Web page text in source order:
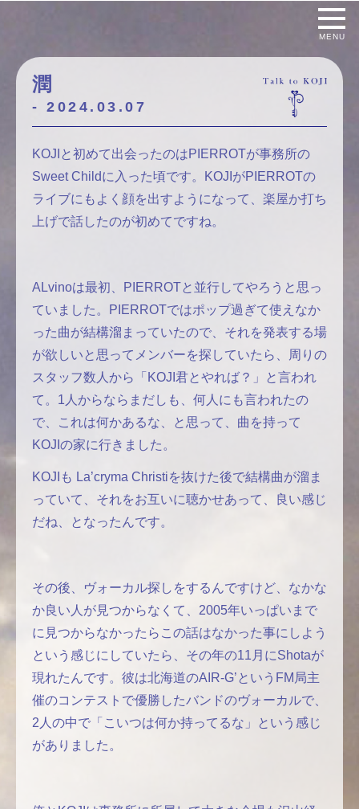
MENU
潤
- 2024.03.07
KOJIと初めて出会ったのはPIERROTが事務所の
Sweet Childに入った頃です。KOJIがPIERROTの
ライブにもよく顔を出すようになって、楽屋か打ち
上げで話したのが初めてですね。
ALvinoは最初、PIERROTと並行してやろうと思っ
ていました。PIERROTではポップ過ぎて使えなか
った曲が結構溜まっていたので、それを発表する場
が欲しいと思ってメンバーを探していたら、周りの
スタッフ数人から「KOJI君とやれば？」と言われ
て。1人からならまだしも、何人にも言われたの
で、これは何かあるな、と思って、曲を持って
KOJIの家に行きました。
KOJIも La’cryma Christiを抜けた後で結構曲が溜ま
っていて、それをお互いに聴かせあって、良い感じ
だね、となったんです。
その後、ヴォーカル探しをするんですけど、なかな
か良い人が見つからなくて、2005年いっぱいまで
に見つからなかったらこの話はなかった事にしよう
という感じにしていたら、その年の11月にShotaが
現れたんです。彼は北海道のAIR-G’というFM局主
催のコンテストで優勝したバンドのヴォーカルで、
2人の中で「こいつは何か持ってるな」という感じ
がありました。